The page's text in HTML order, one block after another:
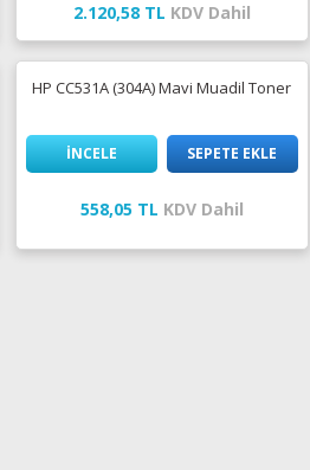
2.120,58 TL KDV Dahil
HP CC531A (304A) Mavi Muadil Toner
İNCELE SEPETE EKLE
558,05 TL KDV Dahil